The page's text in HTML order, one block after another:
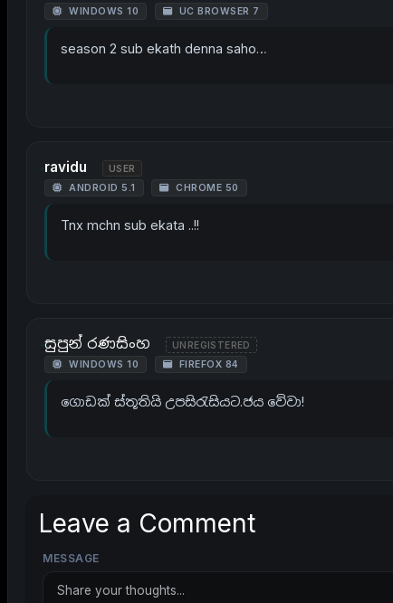
WINDOWS 10 UC BROWSER 7
season 2 sub ekath denna saho…
ravidu USER
ANDROID 5.1 CHROME 50
Tnx mchn sub ekata ..!!
සුපුන් රණසිංහ UNREGISTERED
WINDOWS 10 FIREFOX 84
ගොඩක් ස්තූතියි උපසිරැසියට.ජය වේවා!
Leave a Comment
MESSAGE